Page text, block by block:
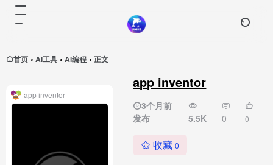
首页 • AI工具 • AI编程 • 正文
app inventor
3个月前
发布
5.5K 0 0
收藏0
app inventor